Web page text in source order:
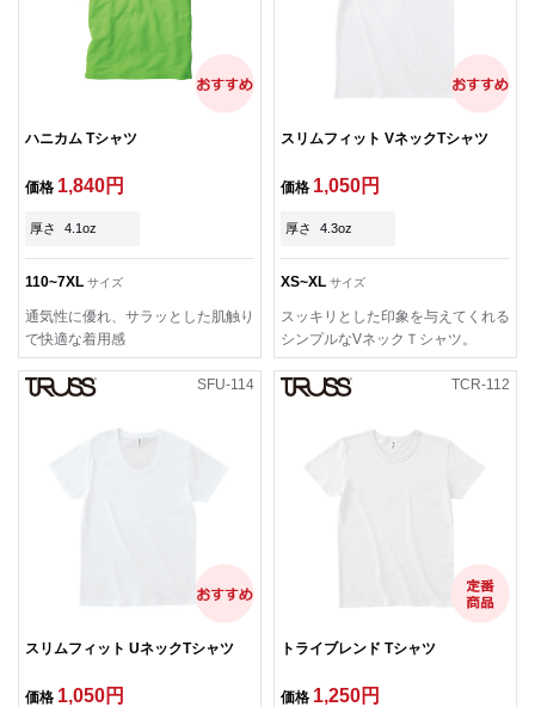
ハニカム Tシャツ
価格 1,840円
厚さ 4.1oz
110~7XL サイズ
通気性に優れ、サラッとした肌触り
で快適な着用感
スリムフィット VネックTシャツ
価格 1,050円
厚さ 4.3oz
XS~XL サイズ
スッキリとした印象を与えてくれる
シンプルなVネックＴシャツ。
SFU-114
スリムフィット UネックTシャツ
価格 1,050円
TCR-112
トライブレンド Tシャツ
価格 1,250円